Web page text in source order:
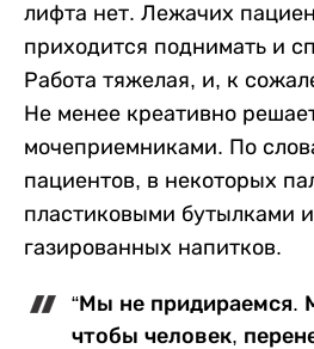
лифта нет. Лежачих
приходится поднимать и
Работа тяжелая, и, к
Не менее креативно
мочеприемниками. По
пациентов, в некоторых
пластиковыми бутылками
газированных напитков.
“Мы не придираемся.
чтобы человек,